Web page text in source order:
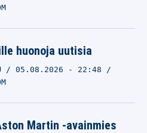
huonoja uutisia
05.08.2026 - 22:48
Martin -avainmies